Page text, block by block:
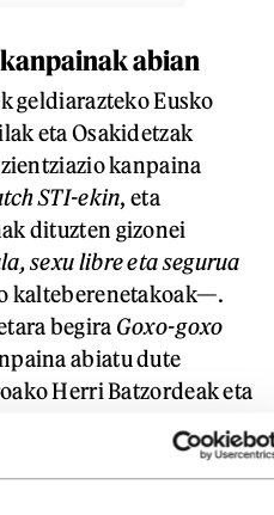
abian
geldiarazteko Eusko
eta Osakidetzak
kanpaina
STI-ekin, eta
dituzten gizonei
sexu libre eta segurua
kalteberenetakoak—.
begira Goxo-goxo
abiatu dute
Herri Batzordeak eta
Nafarroan, 840